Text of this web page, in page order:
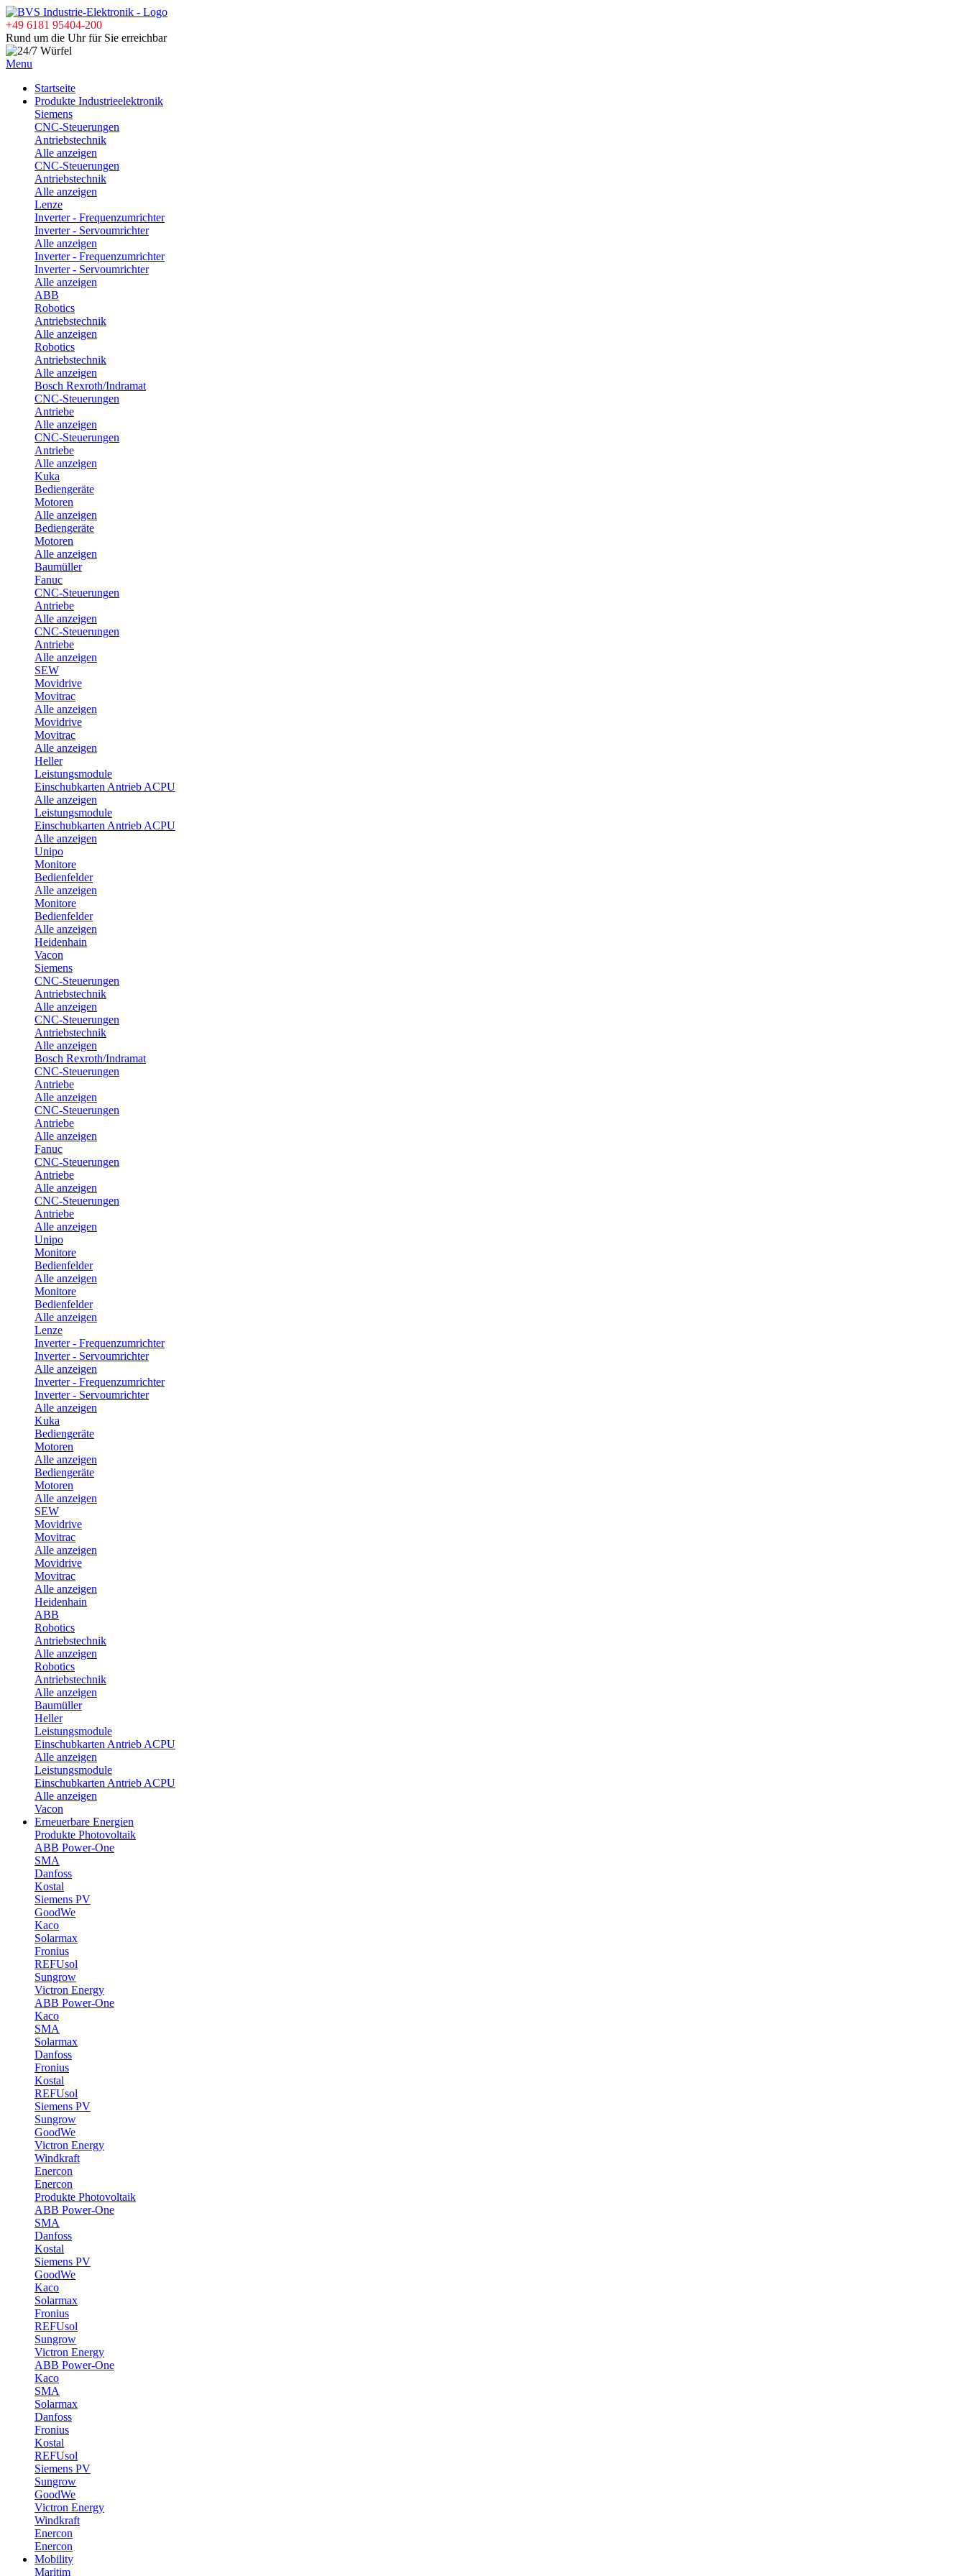
+49 6181 95404-200
Rund um die Uhr für Sie erreichbar
Menu
Startseite
Produkte Industrieelektronik
Siemens
CNC-Steuerungen
Antriebstechnik
Alle anzeigen
CNC-Steuerungen
Antriebstechnik
Alle anzeigen
Lenze
Inverter - Frequenzumrichter
Inverter - Servoumrichter
Alle anzeigen
Inverter - Frequenzumrichter
Inverter - Servoumrichter
Alle anzeigen
ABB
Robotics
Antriebstechnik
Alle anzeigen
Robotics
Antriebstechnik
Alle anzeigen
Bosch Rexroth/Indramat
CNC-Steuerungen
Antriebe
Alle anzeigen
CNC-Steuerungen
Antriebe
Alle anzeigen
Kuka
Bediengeräte
Motoren
Alle anzeigen
Bediengeräte
Motoren
Alle anzeigen
Baumüller
Fanuc
CNC-Steuerungen
Antriebe
Alle anzeigen
CNC-Steuerungen
Antriebe
Alle anzeigen
SEW
Movidrive
Movitrac
Alle anzeigen
Movidrive
Movitrac
Alle anzeigen
Heller
Leistungsmodule
Einschubkarten Antrieb ACPU
Alle anzeigen
Leistungsmodule
Einschubkarten Antrieb ACPU
Alle anzeigen
Unipo
Monitore
Bedienfelder
Alle anzeigen
Monitore
Bedienfelder
Alle anzeigen
Heidenhain
Vacon
Siemens
CNC-Steuerungen
Antriebstechnik
Alle anzeigen
CNC-Steuerungen
Antriebstechnik
Alle anzeigen
Bosch Rexroth/Indramat
CNC-Steuerungen
Antriebe
Alle anzeigen
CNC-Steuerungen
Antriebe
Alle anzeigen
Fanuc
CNC-Steuerungen
Antriebe
Alle anzeigen
CNC-Steuerungen
Antriebe
Alle anzeigen
Unipo
Monitore
Bedienfelder
Alle anzeigen
Monitore
Bedienfelder
Alle anzeigen
Lenze
Inverter - Frequenzumrichter
Inverter - Servoumrichter
Alle anzeigen
Inverter - Frequenzumrichter
Inverter - Servoumrichter
Alle anzeigen
Kuka
Bediengeräte
Motoren
Alle anzeigen
Bediengeräte
Motoren
Alle anzeigen
SEW
Movidrive
Movitrac
Alle anzeigen
Movidrive
Movitrac
Alle anzeigen
Heidenhain
ABB
Robotics
Antriebstechnik
Alle anzeigen
Robotics
Antriebstechnik
Alle anzeigen
Baumüller
Heller
Leistungsmodule
Einschubkarten Antrieb ACPU
Alle anzeigen
Leistungsmodule
Einschubkarten Antrieb ACPU
Alle anzeigen
Vacon
Erneuerbare Energien
Produkte Photovoltaik
ABB Power-One
SMA
Danfoss
Kostal
Siemens PV
GoodWe
Kaco
Solarmax
Fronius
REFUsol
Sungrow
Victron Energy
ABB Power-One
Kaco
SMA
Solarmax
Danfoss
Fronius
Kostal
REFUsol
Siemens PV
Sungrow
GoodWe
Victron Energy
Windkraft
Enercon
Enercon
Produkte Photovoltaik
ABB Power-One
SMA
Danfoss
Kostal
Siemens PV
GoodWe
Kaco
Solarmax
Fronius
REFUsol
Sungrow
Victron Energy
ABB Power-One
Kaco
SMA
Solarmax
Danfoss
Fronius
Kostal
REFUsol
Siemens PV
Sungrow
GoodWe
Victron Energy
Windkraft
Enercon
Enercon
Mobility
Maritim